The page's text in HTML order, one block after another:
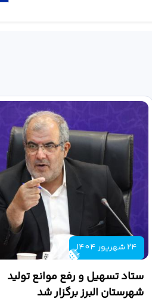
24 شهریور 1404
ستاد تسهیل و رفع موانع تولید
شهرستان البرز برگزار شد